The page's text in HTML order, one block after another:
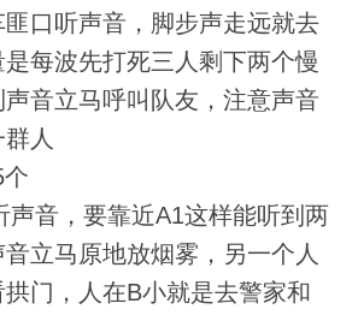
口听声音，脚步声走远就去
每波先打死三人剩下两个慢
音立马呼叫队友，注意声音
人
声音，要靠近A1这样能听到两
立马原地放烟雾，另一个人
门，人在B小就是去警家和